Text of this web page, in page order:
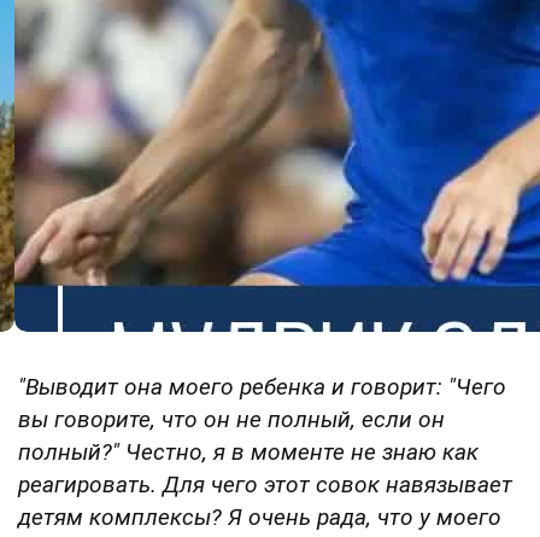
"Выводит она моего ребенка и говорит: "Чего
вы говорите, что он не полный, если он
полный?" Честно, я в моменте не знаю как
реагировать. Для чего этот совок навязывает
детям комплексы? Я очень рада, что у моего